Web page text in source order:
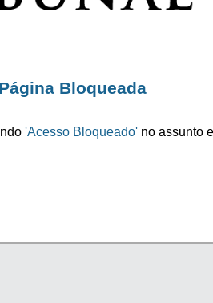
Página Bloqueada
'Acesso Bloqueado' no assunto